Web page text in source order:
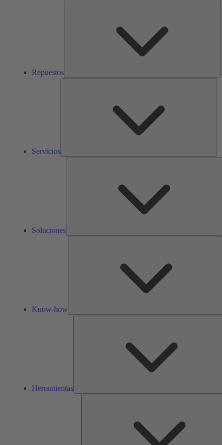
Repuestos
Servicios
Soluciones
Know-how
Herramientas